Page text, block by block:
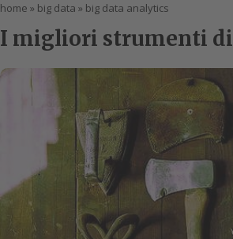
home » big data » big data analytics
I migliori strumenti di